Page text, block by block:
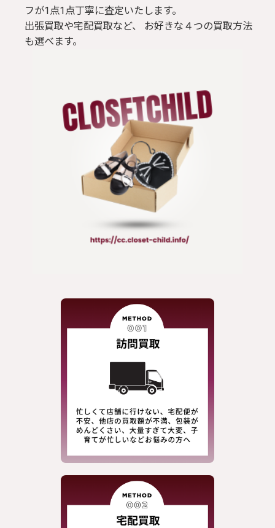
フが1点1点丁寧に査定いたします。
出張買取や宅配買取など、 お好きな４つの買取方法
も選べます。